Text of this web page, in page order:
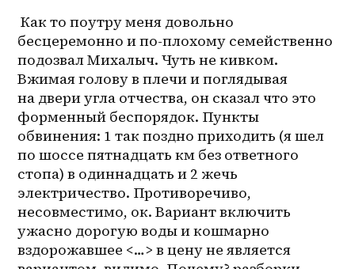
Как то поутру меня довольно
бесцеремонно и по-плохому семейственно
подозвал Михалыч. Чуть не кивком.
Вжимая голову в плечи и поглядывая
на двери угла отчества, он сказал что это
форменный беспорядок. Пункты
обвинения: 1 так поздно приходить (я шел
по шоссе пятнадцать км без ответного
стопа) в одиннадцать и 2 жечь
электричество. Противоречиво,
несовместимо, ок. Вариант включить
ужасно дорогую воды и кошмарно
вздорожавшее <…> в цену не является